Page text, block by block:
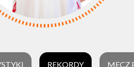
REKORDY MECZ